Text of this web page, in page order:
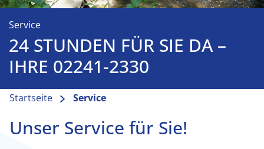
Service
24 STUNDEN FÜR SIE DA –
IHRE 02241-2330
Startseite Service
Unser Service für Sie!